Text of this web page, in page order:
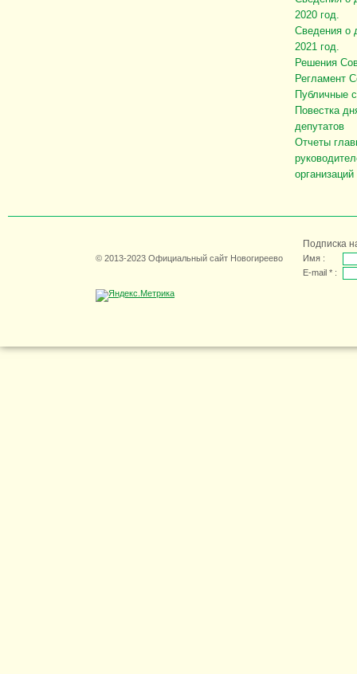
2020 год.
Сведения о
2021 год.
Решения
Регламент
Публичные
Повестка
депутатов
Отчеты
организаций
© 2013-2023 Официальный сайт Новогиреево
Подписка
Имя :
E-mail * :